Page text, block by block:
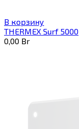
В корзину
THERMEX Surf 5000
0,00 Br